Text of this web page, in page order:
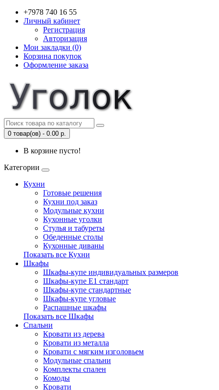
+7978 740 16 55
Личный кабинет
Регистрация
Авторизация
Мои закладки (0)
Корзина покупок
Оформление заказа
0 товар(ов) - 0.00 р.
В корзине пусто!
Категории
Кухни
Готовые решения
Кухни под заказ
Модульные кухни
Кухонные уголки
Стулья и табуреты
Обеденные столы
Кухонные диваны
Показать все Кухни
Шкафы
Шкафы-купе индивидуальных размеров
Шкафы-купе Е1 стандарт
Шкафы-купе стандартные
Шкафы-купе угловые
Распашные шкафы
Показать все Шкафы
Спальни
Кровати из дерева
Кровати из металла
Кровати с мягким изголовьем
Модульные спальни
Комплекты спален
Комоды
Кровати